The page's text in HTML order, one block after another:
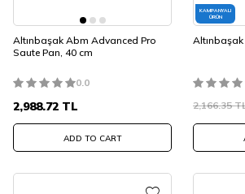
Altınbaşak Abm Advanced Pro
Saute Pan, 40 cm
0.0
2,988.72 TL
ADD TO CART
KAMPANYALI
ÜRÜN
2,166.35